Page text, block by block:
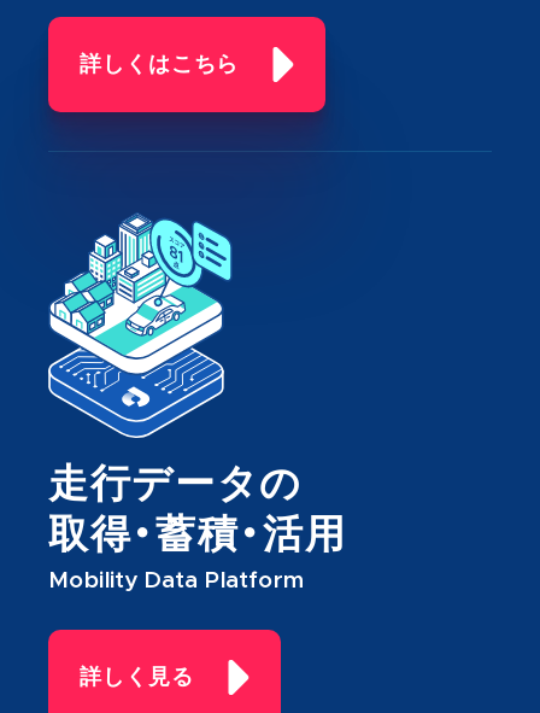
詳しくはこちら
走行データの
取得・蓄積・活用
Mobility Data Platform
詳しく見る